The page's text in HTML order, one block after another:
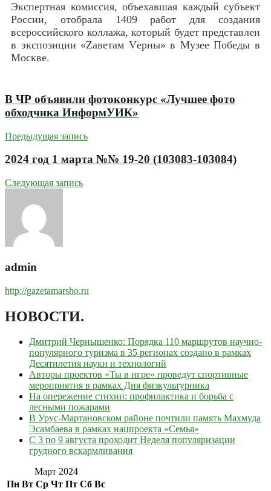
Экспертная комиссия, объехавшая каждый субъект
России, отобрала 1409 работ для создания
всероссийского коллажа, который будет представлен
в экспозиции «Zаветам Vерны» в Музее Победы в
Москве.
В ЧР объявили фотоконкурс «Лучшее фото
обходчика ИнформУИК»
Предыдущая запись
2024 год 1 марта №№ 19-20 (103083-103084)
Следующая запись
admin
http://gazetamarsho.ru
НОВОСТИ.
Дмитрий Чернышенко: Порядка 110 маршрутов научно-
популярного туризма в 35 регионах создано в рамках
Десятилетия науки и технологий
Авторы проектов «Ты в игре» проведут спортивные
мероприятия в рамках Дня физкультурника
На опережение стихии: профилактика и борьба с
лесными пожарами
В Урус-Мартановском районе почтили память Махмуда
Эсамбаева в рамках нацпроекта «Семья»
С 3 по 9 августа проходит Неделя популяризации
грудного вскармливания
Март 2024
Пн Вт Ср Чт Пт Сб Вс